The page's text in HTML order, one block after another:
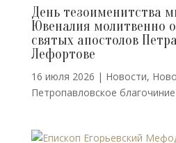
День тезоименитства
Ювеналия молитвенно
святых апостолов
Лефортове
16 июля 2026 | Новости,
Петропавловское благочиние